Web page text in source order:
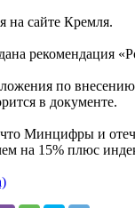
на сайте Кремля.
рекомендация
по
в документе.
Минцифры и
на 15% плюс